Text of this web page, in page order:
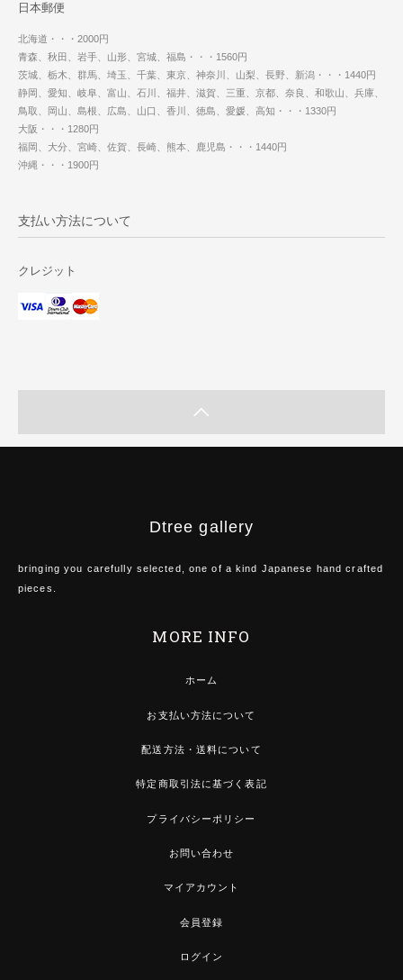
日本郵便
北海道・・・2000円
青森、秋田、岩手、山形、宮城、福島・・・1560円
茨城、栃木、群馬、埼玉、千葉、東京、神奈川、山梨、長野、新潟・・・1440円
静岡、愛知、岐阜、富山、石川、福井、滋賀、三重、京都、奈良、和歌山、兵庫、
鳥取、岡山、島根、広島、山口、香川、徳島、愛媛、高知・・・1330円
大阪・・・1280円
福岡、大分、宮崎、佐賀、長崎、熊本、鹿児島・・・1440円
沖縄・・・1900円
支払い方法について
クレジット
Dtree gallery
bringing you carefully selected, one of a kind Japanese hand crafted
pieces.
MORE INFO
ホーム
お支払い方法について
配送方法・送料について
特定商取引法に基づく表記
プライバシーポリシー
お問い合わせ
マイアカウント
会員登録
ログイン